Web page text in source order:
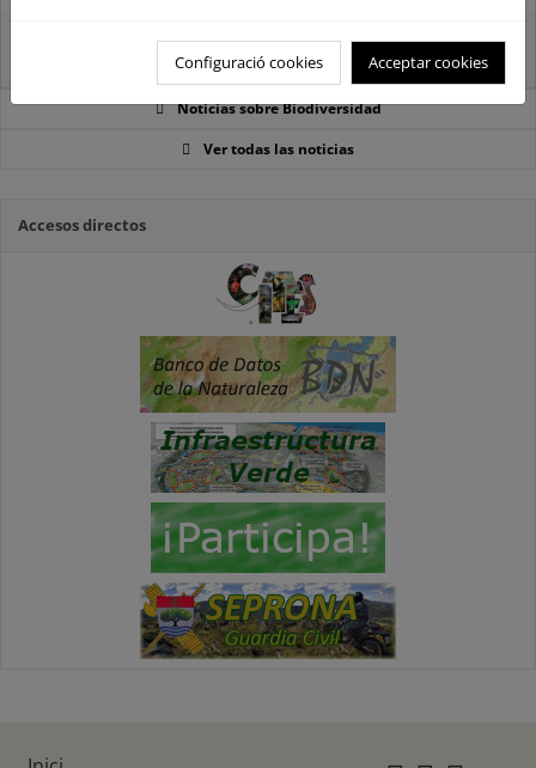
La reunión ministerial de OSPAR refuerza la acción conjunta para proteger
Noticias sobre Biodiversidad
Ver todas las noticias
Accesos directos
Configuració cookies Acceptar cookies